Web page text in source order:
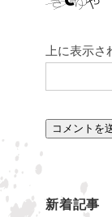
上に表示さ
新着記事